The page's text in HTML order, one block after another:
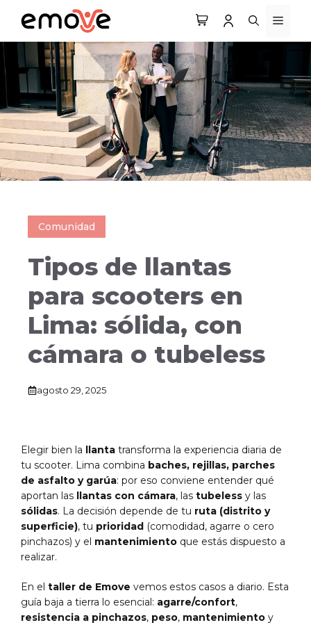
Comunidad
Tipos de llantas
para scooters en
Lima: sólida, con
cámara o tubeless
agosto 29, 2025
Elegir bien la llanta transforma la experiencia diaria de
tu scooter. Lima combina baches, rejillas, parches
de asfalto y garúa: por eso conviene entender qué
aportan las llantas con cámara, las tubeless y las
sólidas. La decisión depende de tu ruta (distrito y
superficie), tu prioridad (comodidad, agarre o cero
pinchazos) y el mantenimiento que estás dispuesto a
realizar.
En el taller de Emove vemos estos casos a diario. Esta
guía baja a tierra lo esencial: agarre/confort,
resistencia a pinchazos, peso, mantenimiento y